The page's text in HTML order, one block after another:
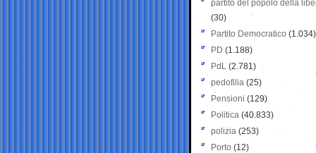
partito del popolo della
(30)
Partito Democratico (1.034)
PD (1.188)
PdL (2.781)
pedofilia (25)
Pensioni (129)
Politica (40.833)
polizia (253)
Porto (12)